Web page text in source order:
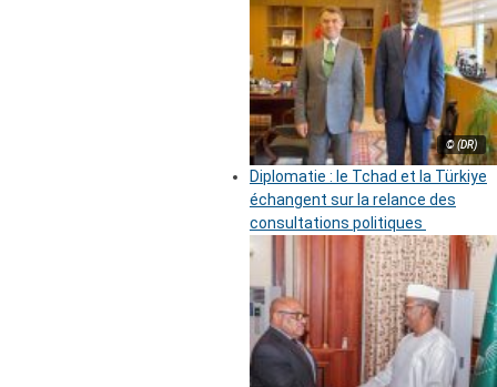
© (DR)
Diplomatie : le Tchad et la Türkiye
échangent sur la relance des
consultations politiques